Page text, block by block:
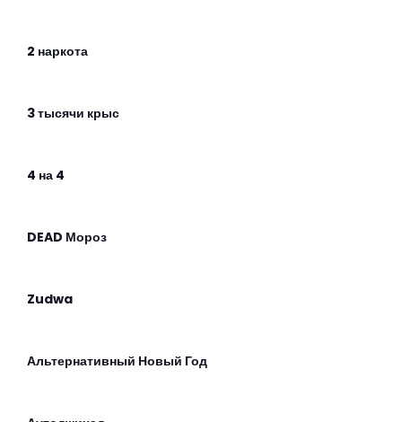
2 наркота
3 тысячи крыс
4 на 4
DEAD Мороз
Zudwa
Альтернативный Новый Год